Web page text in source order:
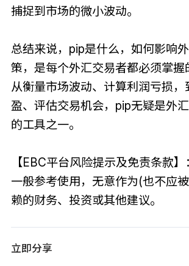
捕捉到市场的微小波动。
总结来说，pip是什么，如何影响
策，是每个外汇交易者都必须掌握
从衡量市场波动、计算利润亏损，
盈、评估交易机会，pip无疑是外
的工具之一。
【EBC平台风险提示及免责条款
一般参考使用，无意作为(也不应
赖的财务、投资或其他建议。
立即分享